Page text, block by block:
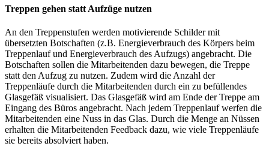
Treppen gehen statt Aufzüge nutzen
An den Treppenstufen werden motivierende Schilder mit
übersetzten Botschaften (z.B. Energieverbrauch des Körpers beim
Treppenlauf und Energieverbrauch des Aufzugs) angebracht. Die
Botschaften sollen die Mitarbeitenden dazu bewegen, die Treppe
statt den Aufzug zu nutzen. Zudem wird die Anzahl der
Treppenläufe durch die Mitarbeitenden durch ein zu befüllendes
Glasgefäß visualisiert. Das Glasgefäß wird am Ende der Treppe am
Eingang des Büros angebracht. Nach jedem Treppenlauf werfen die
Mitarbeitenden eine Nuss in das Glas. Durch die Menge an Nüssen
erhalten die Mitarbeitenden Feedback dazu, wie viele Treppenläufe
sie bereits absolviert haben.